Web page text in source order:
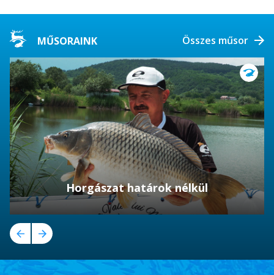
MŰSORAINK Összes műsor
Horgászat határok nélkül